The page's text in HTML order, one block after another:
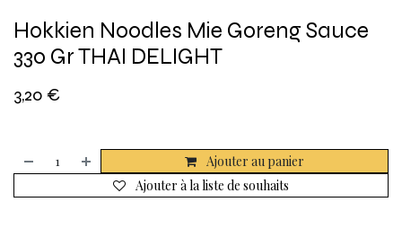
Hokkien Noodles Mie Goreng Sauce
330 Gr THAI DELIGHT
3,20 €
Ajouter au panier
Ajouter à la liste de souhaits